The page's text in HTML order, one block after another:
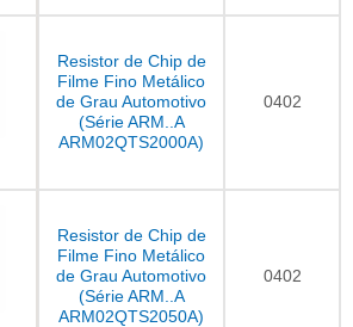
Resistor de Chip de
Filme Fino Metálico
de Grau Automotivo
(Série ARM..A
ARM02QTS2000A)
0402
Resistor de Chip de
Filme Fino Metálico
de Grau Automotivo
(Série ARM..A
ARM02QTS2050A)
0402